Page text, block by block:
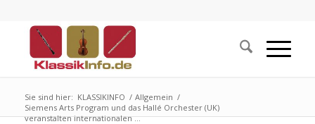
Sie sind hier: KLASSIKINFO / Allgemein /
Siemens Arts Program und das Hallé Orchester (UK)
veranstalten internationalen ...